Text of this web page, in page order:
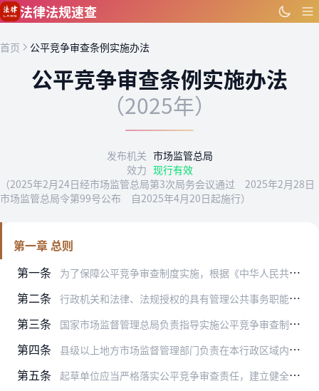
跳到主要内容
法律法规速查
首页 公平竞争审查条例实施办法
公平竞争审查条例实施办法
（2025年）
发布机关 市场监管总局
效力 现行有效
（2025年2月24日经市场监管总局第3次局务会议通过 2025年2月28日
市场监管总局令第99号公布 自2025年4月20日起施行）
第一章 总则
第一条
为了保障公平竞争审查制度实施，根据《中华人民共和国反垄断法》、《公平竞争审查条例》（以下简称条例），制定本办法。
第二条 行政机关和法律、法规授权的具有管理公共事务职能的组织（以下统称起草单位）起草涉及经营者经济活动的政策措施，应当依法开展公平竞争审查。
第三条 国家市场监督管理总局负责指导实施公平竞争审查制度，督促有关部门和地方开展公平竞争审查工作，依法履行以下职责：
第四条 县级以上地方市场监督管理部门负责在本行政区域内组织实施公平竞争审查制度，督促有关部门开展公平竞争审查工作，并接受上级市场监督管理部门的指导和监督。
第五条 起草单位应当严格落实公平竞争审查责任，建立健全公平竞争审查机制，明确承担公平竞争审查工作的机构，加强公平竞争审查能力建设，强化公平竞争审查工作保障。